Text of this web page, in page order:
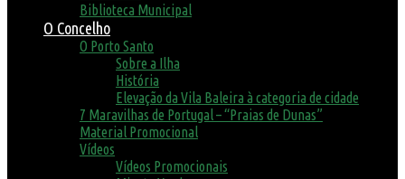
Biblioteca Municipal
O Concelho
O Porto Santo
Sobre a Ilha
História
Elevação da Vila Baleira à categoria de cidade
7 Maravilhas de Portugal – “Praias de Dunas”
Material Promocional
Vídeos
Vídeos Promocionais